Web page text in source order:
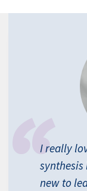
I really
synthesis
new to